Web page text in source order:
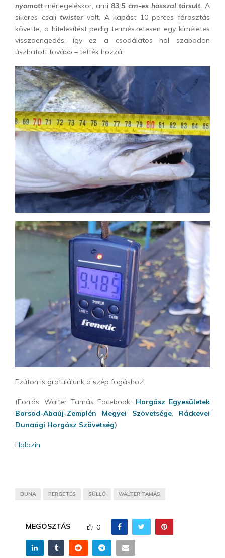
nyomottmérlegeléskor, ami83,5 cm-es hosszal társult. A
sikeres csalitwistervolt. A kapást 10 perces fárasztás
követte, a hitelesítést pedig természetesen egy kíméletes
visszaengedés, így ez a csodálatos hal szabadon
úszhatott tovább – tették hozzá.
Ezúton is gratulálunk a szép fogáshoz!
(Forrás: Walter Tamás Facebook, Horgász Egyesületek
Borsod-Abaúj-Zemplén Megyei Szövetsége, Ráckevei
Dunaági Horgász Szövetség)
Halazin
DUNA PERGETÉS SÜLLŐ WALTER TAMÁS
MEGOSZTÁS 0